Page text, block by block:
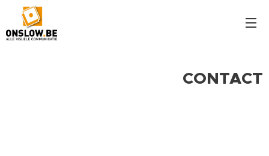
CONTACT